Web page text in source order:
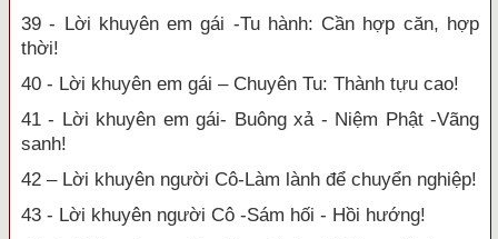
39 - Lời khuyên em gái -Tu hành: Cần hợp căn, hợp
thời!
40 - Lời khuyên em gái – Chuyên Tu: Thành tựu cao!
41 - Lời khuyên em gái- Buông xả - Niệm Phật -Vãng
sanh!
42 – Lời khuyên người Cô-Làm lành để chuyển nghiệp!
43 - Lời khuyên người Cô -Sám hối - Hồi hướng!